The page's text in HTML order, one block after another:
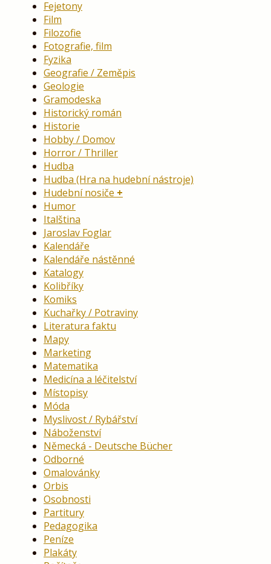
Fejetony
Film
Filozofie
Fotografie, film
Fyzika
Geografie / Zeměpis
Geologie
Gramodeska
Historický román
Historie
Hobby / Domov
Horror / Thriller
Hudba
Hudba (Hra na hudební nástroje)
Hudební nosiče
Humor
Italština
Jaroslav Foglar
Kalendáře
Kalendáře nástěnné
Katalogy
Kolibříky
Komiks
Kuchařky / Potraviny
Literatura faktu
Mapy
Marketing
Matematika
Medicína a léčitelství
Místopisy
Móda
Myslivost / Rybářství
Náboženství
Německá - Deutsche Bücher
Odborné
Omalovánky
Orbis
Osobnosti
Partitury
Pedagogika
Peníze
Plakáty